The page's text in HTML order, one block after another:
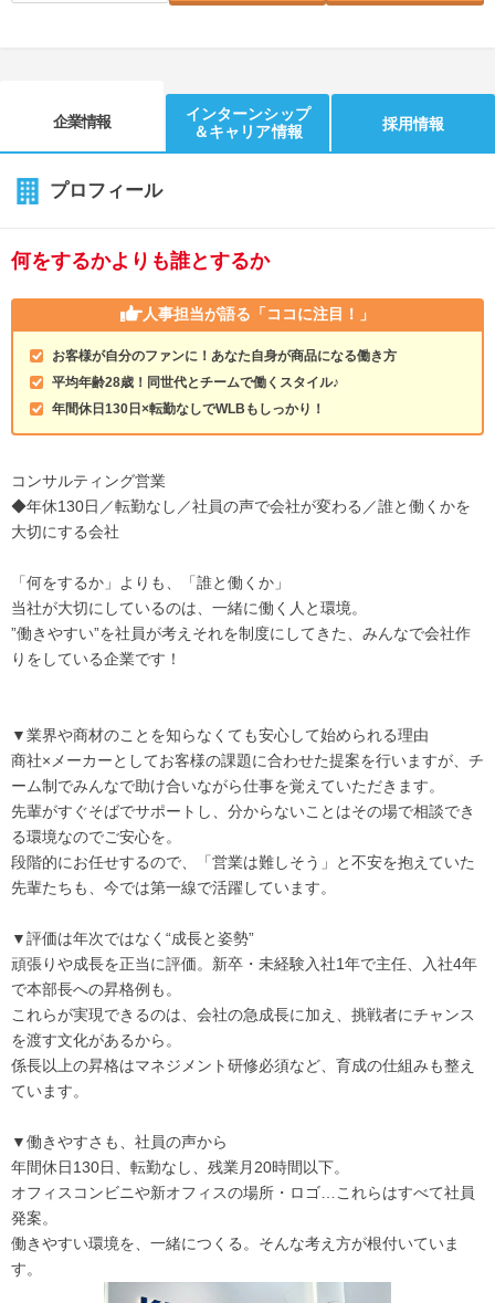
企業情報
インターンシップ
＆キャリア情報
採用情報
プロフィール
何をするかよりも誰とするか
人事担当が語る 「ココに注目！」
お客様が自分のファンに！あなた自身が商品になる働き方
平均年齢28歳！同世代とチームで働くスタイル♪
年間休日130日×転勤なしでWLBもしっかり！
コンサルティング営業
◆年休130日／転勤なし／社員の声で会社が変わる／誰と働くかを
大切にする会社
「何をするか」よりも、「誰と働くか」
当社が大切にしているのは、一緒に働く人と環境。
”働きやすい”を社員が考えそれを制度にしてきた、みんなで会社作
りをしている企業です！
▼業界や商材のことを知らなくても安心して始められる理由
商社×メーカーとしてお客様の課題に合わせた提案を行いますが、チ
ーム制でみんなで助け合いながら仕事を覚えていただきます。
先輩がすぐそばでサポートし、分からないことはその場で相談でき
る環境なのでご安心を。
段階的にお任せするので、「営業は難しそう」と不安を抱えていた
先輩たちも、今では第一線で活躍しています。
▼評価は年次ではなく“成長と姿勢”
頑張りや成長を正当に評価。新卒・未経験入社1年で主任、入社4年
で本部長への昇格例も。
これらが実現できるのは、会社の急成長に加え、挑戦者にチャンス
を渡す文化があるから。
係長以上の昇格はマネジメント研修必須など、育成の仕組みも整え
ています。
▼働きやすさも、社員の声から
年間休日130日、転勤なし、残業月20時間以下。
オフィスコンビニや新オフィスの場所・ロゴ…これらはすべて社員
発案。
働きやすい環境を、一緒につくる。そんな考え方が根付いていま
す。